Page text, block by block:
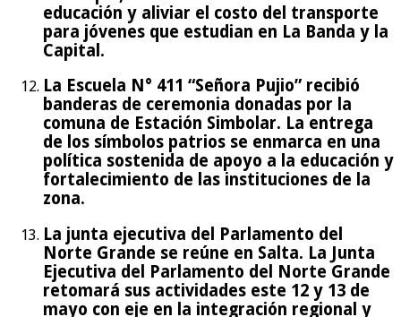
educación y aliviar el costo del transporte
para jóvenes que estudian en La Banda y la
Capital.
La Escuela N° 411 “Señora Pujio” recibió
banderas de ceremonia donadas por la
comuna de Estación Simbolar. La entrega
de los símbolos patrios se enmarca en una
política sostenida de apoyo a la educación y
fortalecimiento de las instituciones de la
zona.
La junta ejecutiva del Parlamento del
Norte Grande se reúne en Salta. La Junta
Ejecutiva del Parlamento del Norte Grande
retomará sus actividades este 12 y 13 de
mayo con eje en la integración regional y